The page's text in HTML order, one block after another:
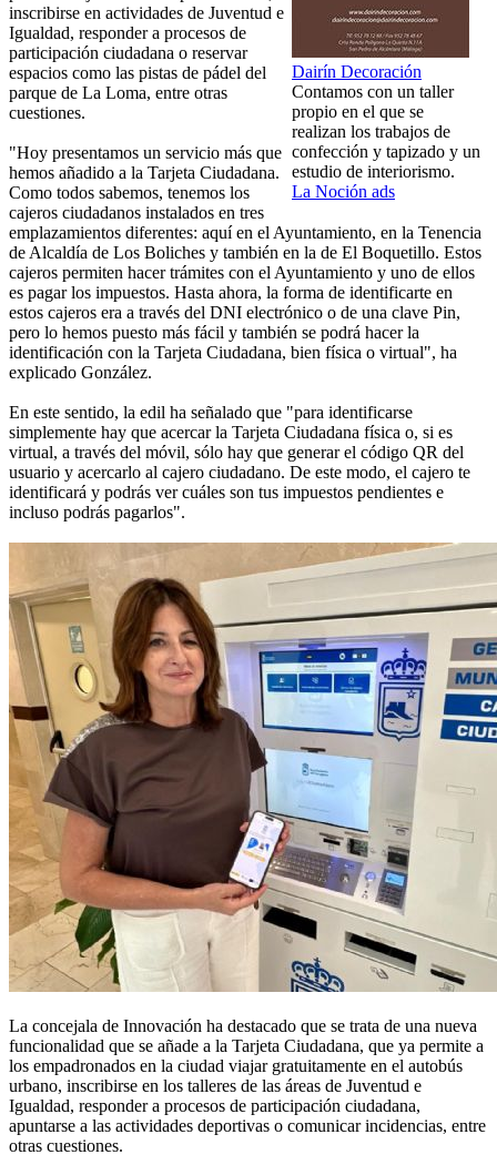
Dairín Decoración
Contamos con un taller
propio en el que se
realizan los trabajos de
confección y tapizado y un
estudio de interiorismo.
La Noción ads
inscribirse en actividades de Juventud e
Igualdad, responder a procesos de
participación ciudadana o reservar
espacios como las pistas de pádel del
parque de La Loma, entre otras
cuestiones.
"Hoy presentamos un servicio más que
hemos añadido a la Tarjeta Ciudadana.
Como todos sabemos, tenemos los
cajeros ciudadanos instalados en tres
emplazamientos diferentes: aquí en el Ayuntamiento, en la Tenencia
de Alcaldía de Los Boliches y también en la de El Boquetillo. Estos
cajeros permiten hacer trámites con el Ayuntamiento y uno de ellos
es pagar los impuestos. Hasta ahora, la forma de identificarte en
estos cajeros era a través del DNI electrónico o de una clave Pin,
pero lo hemos puesto más fácil y también se podrá hacer la
identificación con la Tarjeta Ciudadana, bien física o virtual", ha
explicado González.
En este sentido, la edil ha señalado que "para identificarse
simplemente hay que acercar la Tarjeta Ciudadana física o, si es
virtual, a través del móvil, sólo hay que generar el código QR del
usuario y acercarlo al cajero ciudadano. De este modo, el cajero te
identificará y podrás ver cuáles son tus impuestos pendientes e
incluso podrás pagarlos".
La concejala de Innovación ha destacado que se trata de una nueva
funcionalidad que se añade a la Tarjeta Ciudadana, que ya permite a
los empadronados en la ciudad viajar gratuitamente en el autobús
urbano, inscribirse en los talleres de las áreas de Juventud e
Igualdad, responder a procesos de participación ciudadana,
apuntarse a las actividades deportivas o comunicar incidencias, entre
otras cuestiones.